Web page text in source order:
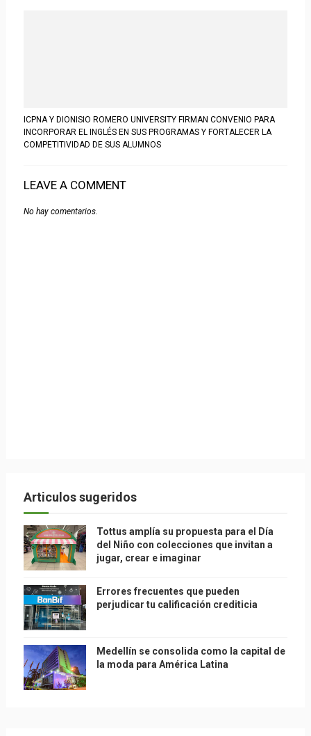
ICPNA Y DIONISIO ROMERO UNIVERSITY FIRMAN CONVENIO PARA
INCORPORAR EL INGLÉS EN SUS PROGRAMAS Y FORTALECER LA
COMPETITIVIDAD DE SUS ALUMNOS
LEAVE A COMMENT
No hay comentarios.
Articulos sugeridos
Tottus amplía su propuesta para el Día
del Niño con colecciones que invitan a
jugar, crear e imaginar
Errores frecuentes que pueden
perjudicar tu calificación crediticia
Medellín se consolida como la capital de
la moda para América Latina